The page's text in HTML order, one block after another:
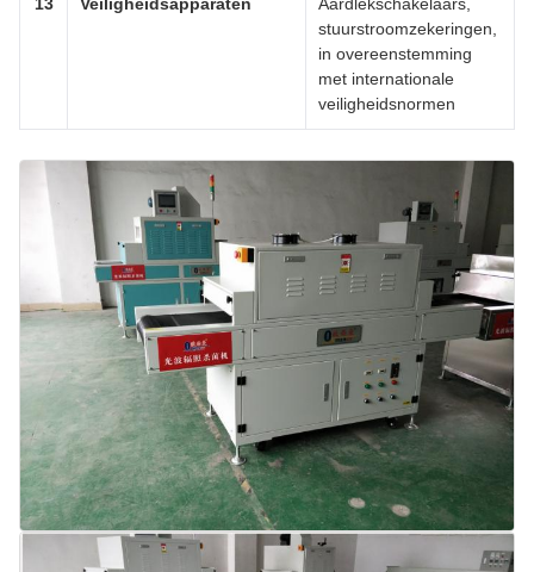
stuurstroomzekeringen,
in overeenstemming
met internationale
veiligheidsnormen